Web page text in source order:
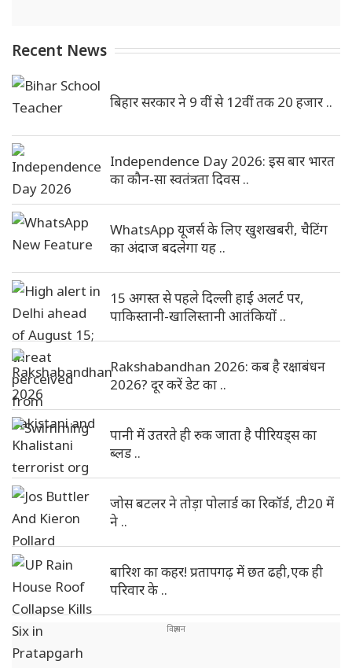
Recent News
बिहार सरकार ने 9 वीं से 12वीं तक 20 हजार ..
Independence Day 2026: इस बार भारत
का कौन-सा स्वतंत्रता दिवस ..
WhatsApp यूजर्स के लिए खुशखबरी, चैटिंग
का अंदाज बदलेगा यह ..
15 अगस्त से पहले दिल्ली हाई अलर्ट पर,
पाकिस्तानी-खालिस्तानी आतंकियों ..
Rakshabandhan 2026: कब है रक्षाबंधन
2026? दूर करें डेट का ..
पानी में उतरते ही रुक जाता है पीरियड्स का
ब्लड ..
जोस बटलर ने तोड़ा पोलार्ड का रिकॉर्ड, टी20 में
ने ..
बारिश का कहर! प्रतापगढ़ में छत ढही,एक ही
परिवार के ..